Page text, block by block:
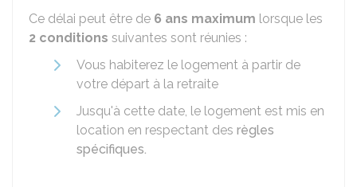
Ce délai peut être de 6 ans maximum lorsque les
2 conditions suivantes sont réunies :
Vous habiterez le logement à partir de
votre départ à la retraite
Jusqu'à cette date, le logement est mis en
location en respectant des règles
spécifiques.